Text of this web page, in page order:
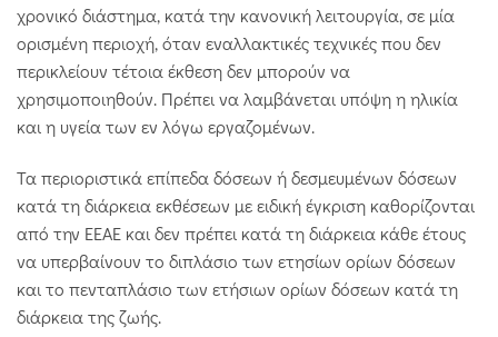
χρονικό διάστημα, κατά την κανονική λειτουργία, σε μία
ορισμένη περιοχή, όταν εναλλακτικές τεχνικές που δεν
περικλείουν τέτοια έκθεση δεν μπορούν να
χρησιμοποιηθούν. Πρέπει να λαμβάνεται υπόψη η ηλικία
και η υγεία των εν λόγω εργαζομένων.
Τα περιοριστικά επίπεδα δόσεων ή δεσμευμένων δόσεων
κατά τη διάρκεια εκθέσεων με ειδική έγκριση καθορίζονται
από την ΕΕΑΕ και δεν πρέπει κατά τη διάρκεια κάθε έτους
να υπερβαίνουν το διπλάσιο των ετησίων ορίων δόσεων
και το πενταπλάσιο των ετήσιων ορίων δόσεων κατά τη
διάρκεια της ζωής.